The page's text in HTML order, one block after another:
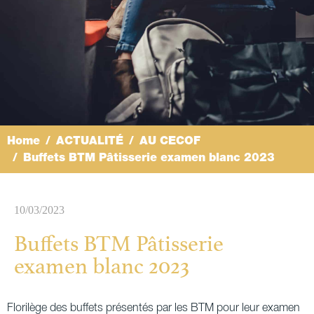
Home ACTUALITÉ
AU CECOF
Buffets BTM Pâtisserie examen blanc 2023
10/03/2023
Buffets BTM Pâtisserie
examen blanc 2023
Florilège des buffets présentés par les BTM pour leur examen